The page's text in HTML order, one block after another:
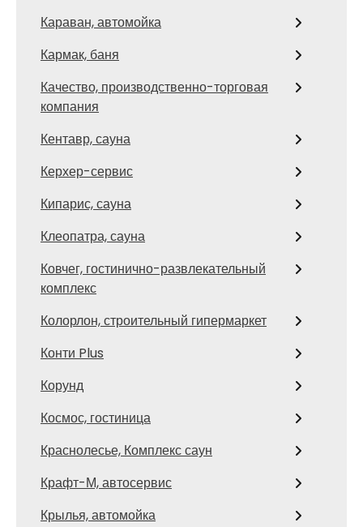
Караван, автомойка
Кармак, баня
Качество, производственно-торговая
компания
Кентавр, сауна
Керхер-сервис
Кипарис, сауна
Клеопатра, сауна
Ковчег, гостинично-развлекательный
комплекс
Колорлон, строительный гипермаркет
Конти Plus
Корунд
Космос, гостиница
Краснолесье, Комплекс саун
Крафт-М, автосервис
Крылья, автомойка